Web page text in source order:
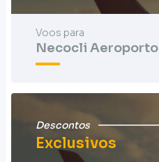
Voos para
Necocli Aeroporto
Descontos
Exclusivos